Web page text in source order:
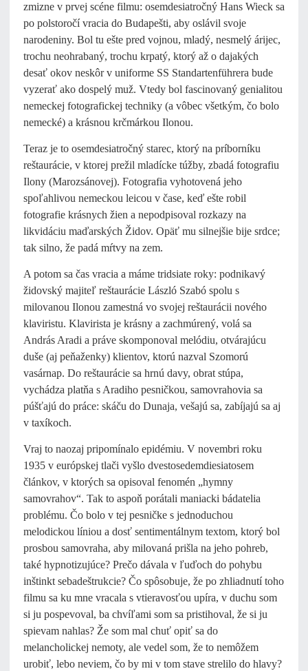
zmizne v prvej scéne filmu: osemdesiatročný Hans Wieck sa
po polstoročí vracia do Budapešti, aby oslávil svoje
narodeniny. Bol tu ešte pred vojnou, mladý, nesmelý árijec,
trochu neohrabaný, trochu krpatý, ktorý až o dajakých
desať okov neskôr v uniforme SS Standartenführera bude
vyzerať ako dospelý muž. Vtedy bol fascinovaný genialitou
nemeckej fotografickej techniky (a vôbec všetkým, čo bolo
nemecké) a krásnou krčmárkou Ilonou.
Teraz je to osemdesiatročný starec, ktorý na príborníku
reštaurácie, v ktorej prežil mladícke túžby, zbadá fotografiu
Ilony (Marozsánovej). Fotografia vyhotovená jeho
spoľahlivou nemeckou leicou v čase, keď ešte robil
fotografie krásnych žien a nepodpisoval rozkazy na
likvidáciu maďarských Židov. Opäť mu silnejšie bije srdce;
tak silno, že padá mŕtvy na zem.
A potom sa čas vracia a máme tridsiate roky: podnikavý
židovský majiteľ reštaurácie László Szabó spolu s
milovanou Ilonou zamestná vo svojej reštaurácii nového
klaviristu. Klavirista je krásny a zachmúrený, volá sa
András Aradi a práve skomponoval melódiu, otvárajúcu
duše (aj peňaženky) klientov, ktorú nazval Szomorú
vasárnap. Do reštaurácie sa hrnú davy, obrat stúpa,
vychádza platňa s Aradiho pesničkou, samovrahovia sa
púšťajú do práce: skáču do Dunaja, vešajú sa, zabíjajú sa aj
v taxíkoch.
Vraj to naozaj pripomínalo epidémiu. V novembri roku
1935 v európskej tlači vyšlo dvestosedemdiesiatosem
článkov, v ktorých sa opisoval fenomén „hymny
samovrahov“. Tak to aspoň porátali maniacki bádatelia
problému. Čo bolo v tej pesničke s jednoduchou
melodickou líniou a dosť sentimentálnym textom, ktorý bol
prosbou samovraha, aby milovaná prišla na jeho pohreb,
také hypnotizujúce? Prečo dávala v ľuďoch do pohybu
inštinkt sebadeštrukcie? Čo spôsobuje, že po zhliadnutí toho
filmu sa ku mne vracala s vtieravosťou upíra, v duchu som
si ju pospevoval, ba chvíľami som sa pristihoval, že si ju
spievam nahlas? Že som mal chuť opiť sa do
melancholickej nemoty, ale vedel som, že to nemôžem
urobiť, lebo neviem, čo by mi v tom stave strelilo do hlavy?